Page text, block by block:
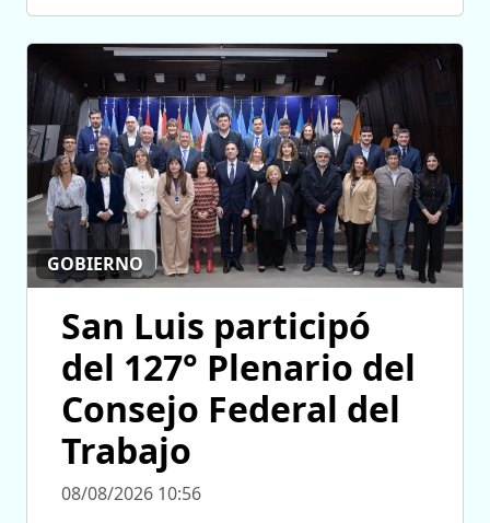
GOBIERNO
San Luis participó
del 127° Plenario del
Consejo Federal del
Trabajo
08/08/2026 10:56